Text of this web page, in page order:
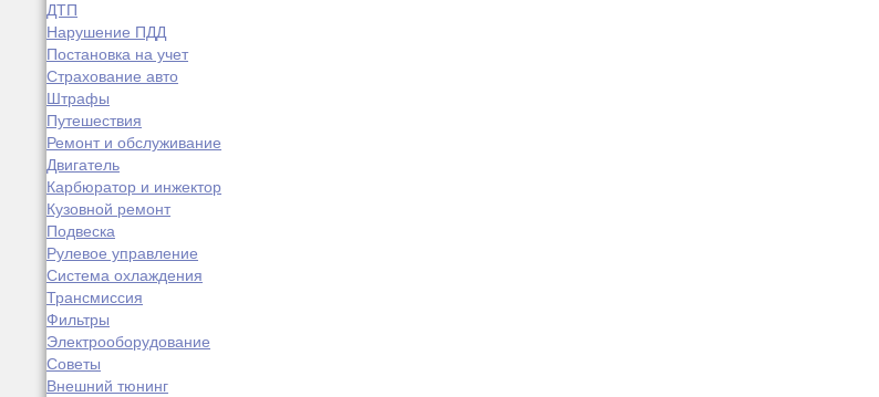
ДТП
Нарушение ПДД
Постановка на учет
Страхование авто
Штрафы
Путешествия
Ремонт и обслуживание
Двигатель
Карбюратор и инжектор
Кузовной ремонт
Подвеска
Рулевое управление
Система охлаждения
Трансмиссия
Фильтры
Электрооборудование
Советы
Внешний тюнинг